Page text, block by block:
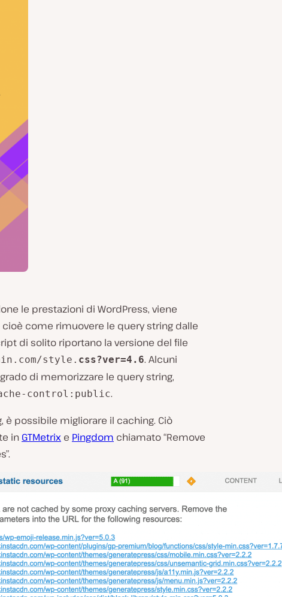
le prestazioni di WordPress, viene
come rimuovere le query string dalle
di solito riportano la versione del file
style. css?ver=4.6. Alcuni
di memorizzare le query string,
control:public.
è possibile migliorare il caching. Ciò
in GTMetrix e Pingdom chiamato “Remove